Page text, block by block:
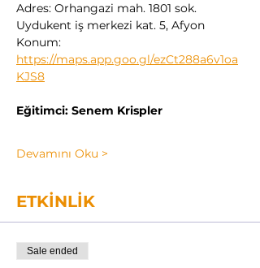
Adres: Orhangazi mah. 1801 sok.
Uydukent iş merkezi kat. 5, Afyon
Konum:
https://maps.app.goo.gl/ezCt288a6v1oa
KJS8
Eğitimci: Senem Krispler
Devamını Oku >
ETKİNLİK
Sale ended